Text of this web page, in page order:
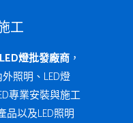
工
LED燈批發廠商 ，
照明、LED燈
專業安裝與施工
品以及LED照明